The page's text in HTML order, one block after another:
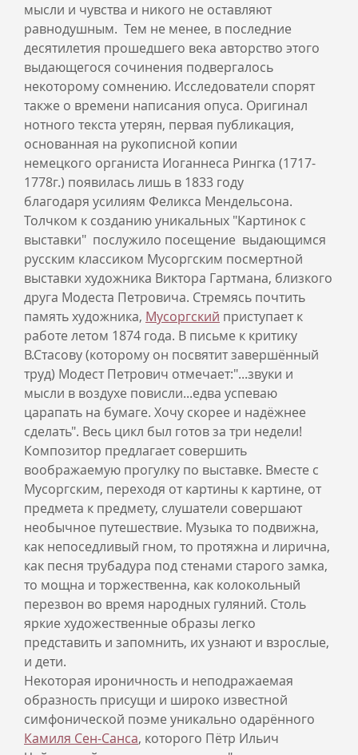
мысли и чувства и никого не оставляют
равнодушным. Тем не менее, в последние
десятилетия прошедшего века авторство этого
выдающегося сочинения подвергалось
некоторому сомнению. Исследователи спорят
также о времени написания опуса. Оригинал
нотного текста утерян, первая публикация,
основанная на рукописной копии
немецкого органиста Иоганнеса Рингка (1717-
1778г.) появилась лишь в 1833 году
благодаря усилиям Феликса Мендельсона.
Толчком к созданию уникальных "Картинок с
выставки" послужило посещение выдающимся
русским классиком Мусоргским посмертной
выставки художника Виктора Гартмана, близкого
друга Модеста Петровича. Стремясь почтить
память художника, Мусоргский приступает к
работе летом 1874 года. В письме к критику
В.Стасову (которому он посвятит завершённый
труд) Модест Петрович отмечает:"...звуки и
мысли в воздухе повисли...едва успеваю
царапать на бумаге. Хочу скорее и надёжнее
сделать". Весь цикл был готов за три недели!
Композитор предлагает совершить
воображаемую прогулку по выставке. Вместе с
Мусоргским, переходя от картины к картине, от
предмета к предмету, слушатели совершают
необычное путешествие. Музыка то подвижна,
как непоседливый гном, то протяжна и лирична,
как песня трубадура под стенами старого замка,
то мощна и торжественна, как колокольный
перезвон во время народных гуляний. Столь
яркие художественные образы легко
представить и запомнить, их узнают и взрослые,
и дети.
Некоторая ироничность и неподражаемая
образность присущи и широко известной
симфонической поэме уникально одарённого
Камиля Сен-Санса, которого Пётр Ильич